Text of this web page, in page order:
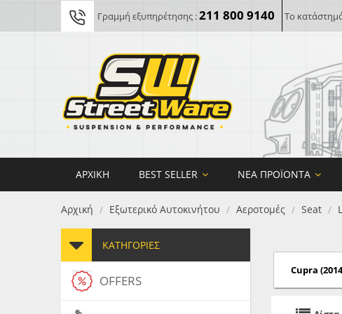
Γραμμή εξυπηρέτησης :211 800 9140 Το
ΑΡΧΙΚΉ BEST SELLER ΝΈΑ ΠΡΟΪΌΝΤΑ
Αρχική / Εξωτερικό Αυτοκινήτου / Αεροτομές / Seat /
ΚΑΤΗΓΟΡΊΕΣ
OFFERS
FORGE
MAXTON
Cupra